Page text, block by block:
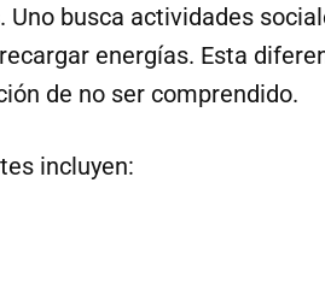
Uno busca actividades
energías. Esta
de no ser comprendido.
incluyen: